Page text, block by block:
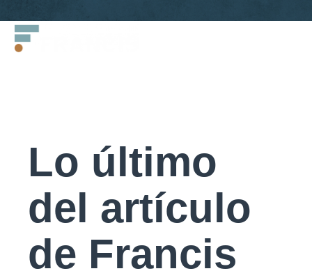
Francis
LLC.
Lo último
del artículo
de Francis